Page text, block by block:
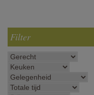
Filter